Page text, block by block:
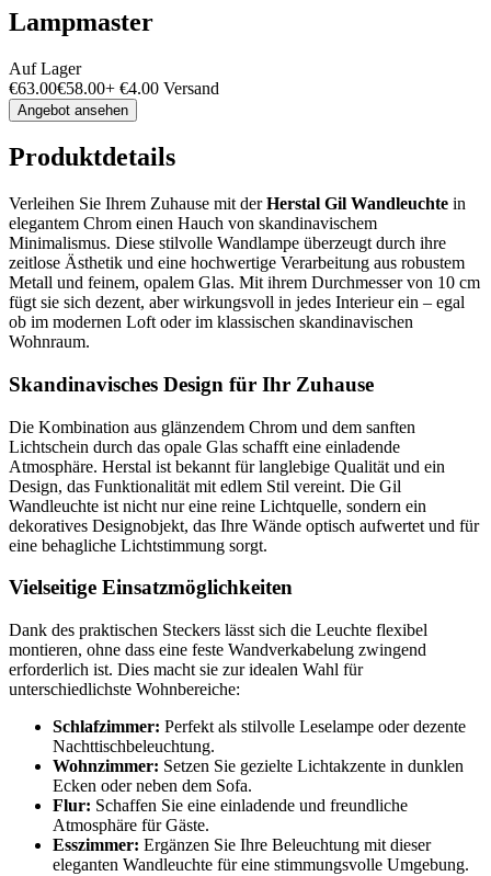
Lampmaster
Auf Lager
€63.00€58.00+ €4.00 Versand
Angebot ansehen
Produktdetails
Verleihen Sie Ihrem Zuhause mit derHerstal Gil Wandleuchte in
elegantem Chrom einen Hauch von skandinavischem
Minimalismus. Diese stilvolle Wandlampe überzeugt durch ihre
zeitlose Ästhetik und eine hochwertige Verarbeitung aus robustem
Metall und feinem, opalem Glas. Mit ihrem Durchmesser von 10 cm
fügt sie sich dezent, aber wirkungsvoll in jedes Interieur ein – egal
ob im modernen Loft oder im klassischen skandinavischen
Wohnraum.
Skandinavisches Design für Ihr Zuhause
Die Kombination aus glänzendem Chrom und dem sanften
Lichtschein durch das opale Glas schafft eine einladende
Atmosphäre. Herstal ist bekannt für langlebige Qualität und ein
Design, das Funktionalität mit edlem Stil vereint. Die Gil
Wandleuchte ist nicht nur eine reine Lichtquelle, sondern ein
dekoratives Designobjekt, das Ihre Wände optisch aufwertet und für
eine behagliche Lichtstimmung sorgt.
Vielseitige Einsatzmöglichkeiten
Dank des praktischen Steckers lässt sich die Leuchte flexibel
montieren, ohne dass eine feste Wandverkabelung zwingend
erforderlich ist. Dies macht sie zur idealen Wahl für
unterschiedlichste Wohnbereiche:
Schlafzimmer: Perfekt als stilvolle Leselampe oder dezente
Nachttischbeleuchtung.
Wohnzimmer: Setzen Sie gezielte Lichtakzente in dunklen
Ecken oder neben dem Sofa.
Flur: Schaffen Sie eine einladende und freundliche
Atmosphäre für Gäste.
Esszimmer: Ergänzen Sie Ihre Beleuchtung mit dieser
eleganten Wandleuchte für eine stimmungsvolle Umgebung.